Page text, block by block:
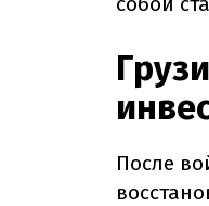
После